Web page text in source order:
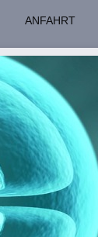
ANFAHRT